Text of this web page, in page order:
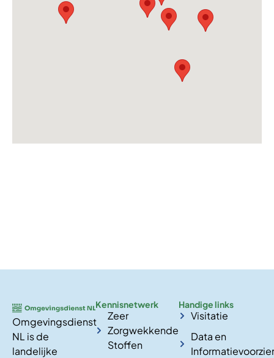
Omgevingsdienst
NL is de
landelijke
Kennisnetwerk
Zeer
Zorgwekkende
Stoffen
Handige links
Visitatie
Data en